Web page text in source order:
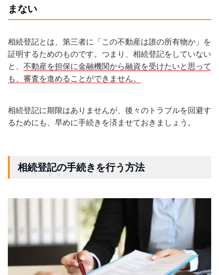
まない
相続登記とは、第三者に「この不動産は誰の所有物か」を
証明するためのものです。つまり、相続登記をしていない
と、 不動産を担保に金融機関から融資を受けたいと思って
も、審査を進めることができません。
相続登記に期限はありませんが、後々のトラブルを回避す
るためにも、早めに手続きを済ませておきましょう。
相続登記の手続きを行う方法